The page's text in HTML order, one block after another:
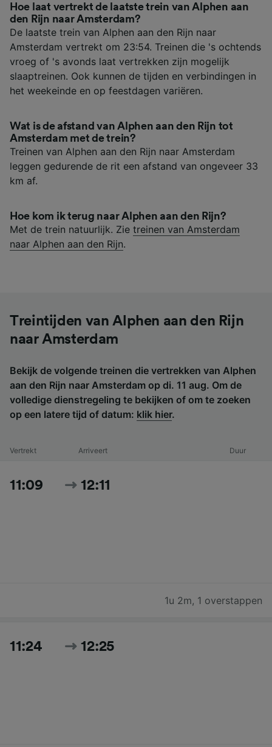
Hoe laat vertrekt de laatste trein van Alphen aan
den Rijn naar Amsterdam?
De laatste trein van Alphen aan den Rijn naar
Amsterdam vertrekt om 23:54. Treinen die 's ochtends
vroeg of 's avonds laat vertrekken zijn mogelijk
slaaptreinen. Ook kunnen de tijden en verbindingen in
het weekeinde en op feestdagen variëren.
Wat is de afstand van Alphen aan den Rijn tot
Amsterdam met de trein?
Treinen van Alphen aan den Rijn naar Amsterdam
leggen gedurende de rit een afstand van ongeveer 33
km af.
Hoe kom ik terug naar Alphen aan den Rijn?
Met de trein natuurlijk. Zie treinen van Amsterdam
naar Alphen aan den Rijn.
Treintijden van Alphen aan den Rijn
naar Amsterdam
Bekijk de volgende treinen die vertrekken van Alphen
aan den Rijn naar Amsterdam op di. 11 aug. Om de
volledige dienstregeling te bekijken of om te zoeken
op een latere tijd of datum: klik hier.
Vertrekt Arriveert Duur
11:09 12:11
1u 2m, 1 overstappen
11:24 12:25